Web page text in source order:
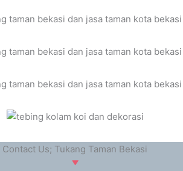
Contact Us; Tukang Taman Bekasi